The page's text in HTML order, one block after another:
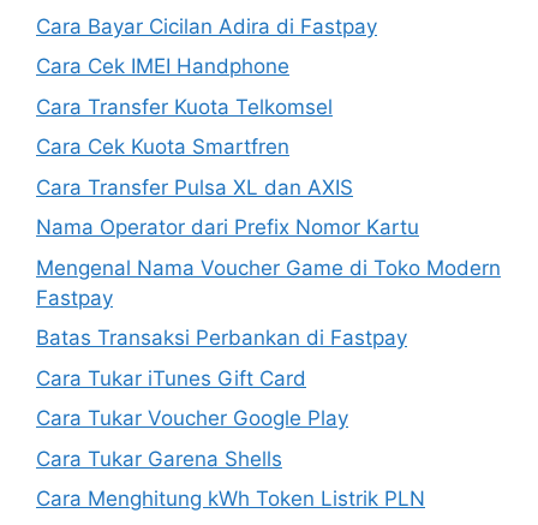
Cara Bayar Cicilan Adira di Fastpay
Cara Cek IMEI Handphone
Cara Transfer Kuota Telkomsel
Cara Cek Kuota Smartfren
Cara Transfer Pulsa XL dan AXIS
Nama Operator dari Prefix Nomor Kartu
Mengenal Nama Voucher Game di Toko Modern
Fastpay
Batas Transaksi Perbankan di Fastpay
Cara Tukar iTunes Gift Card
Cara Tukar Voucher Google Play
Cara Tukar Garena Shells
Cara Menghitung kWh Token Listrik PLN